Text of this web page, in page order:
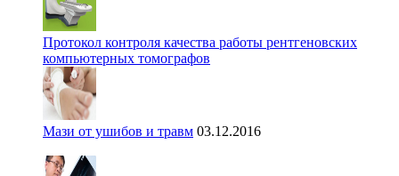
Протокол контроля качества работы рентгеновских
компьютерных томографов
Мази от ушибов и травм 03.12.2016